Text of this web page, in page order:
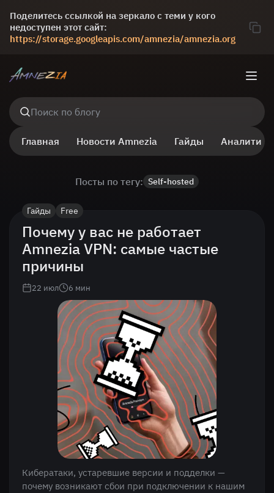
Поделитесь ссылкой на зеркало с теми у кого
недоступен этот сайт:
https://storage.googleapis.com/amnezia/amnezia.org
Поиск по блогу
Главная Новости Amnezia Гайды Аналитика
Посты по тегу: Self-hosted
Гайды Free
Почему у вас не работает
Amnezia VPN: самые частые
причины
22 июл 6 мин
Кибератаки, устаревшие версии и подделки —
почему возникают сбои при подключении к нашим